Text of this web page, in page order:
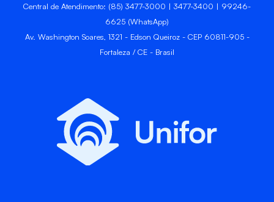
Central de Atendimento: (85) 3477-3000 | 3477-3400 | 99246-
6625 (WhatsApp)
Av. Washington Soares, 1321 - Edson Queiroz - CEP 60811-905 -
Fortaleza / CE - Brasil